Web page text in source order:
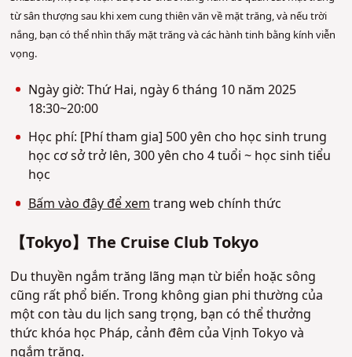
từ sân thượng sau khi xem cung thiên văn về mặt trăng, và nếu trời
nắng, bạn có thể nhìn thấy mặt trăng và các hành tinh bằng kính viễn
vọng.
Ngày giờ: Thứ Hai, ngày 6 tháng 10 năm 2025
18:30~20:00
Học phí: [Phí tham gia] 500 yên cho học sinh trung
học cơ sở trở lên, 300 yên cho 4 tuổi ~ học sinh tiểu
học
Bấm vào đây để xemtrang web chính thức
【Tokyo】The Cruise Club Tokyo
Du thuyền ngắm trăng lãng mạn từ biển hoặc sông
cũng rất phổ biến. Trong không gian phi thường của
một con tàu du lịch sang trọng, bạn có thể thưởng
thức khóa học Pháp, cảnh đêm của Vịnh Tokyo và
ngắm trăng.